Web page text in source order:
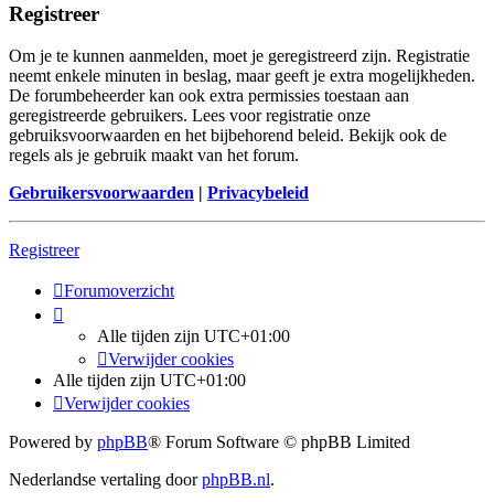
Registreer
Om je te kunnen aanmelden, moet je geregistreerd zijn. Registratie
neemt enkele minuten in beslag, maar geeft je extra mogelijkheden.
De forumbeheerder kan ook extra permissies toestaan aan
geregistreerde gebruikers. Lees voor registratie onze
gebruiksvoorwaarden en het bijbehorend beleid. Bekijk ook de
regels als je gebruik maakt van het forum.
Gebruikersvoorwaarden | Privacybeleid
Registreer
Forumoverzicht
Alle tijden zijn UTC+01:00
Verwijder cookies
Alle tijden zijn UTC+01:00
Verwijder cookies
Powered by phpBB® Forum Software © phpBB Limited
Nederlandse vertaling doorphpBB.nl.